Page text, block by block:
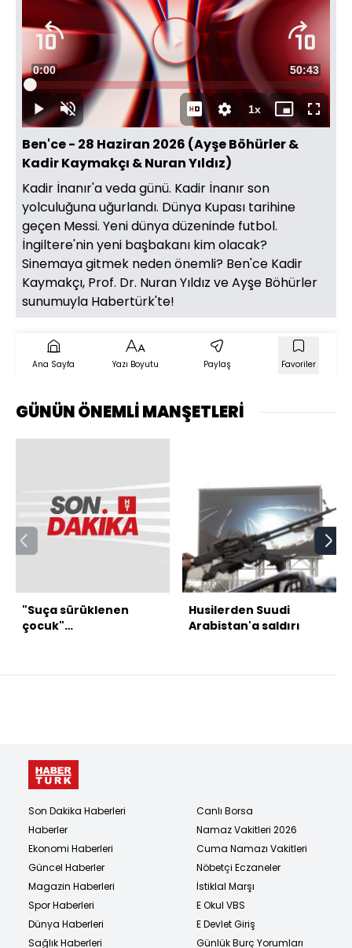
DuraklatSesi
Aç
Süre
0:00 Toplam
Süre
50:43
Yüklendi:
0.33%
1xOynatma
Hızı
Mini
oynatıcı
Tam
Ekran
Ben'ce - 28 Haziran 2026 (Ayşe Böhürler &
Kadir Kaymakçı & Nuran Yıldız)
Kadir İnanır'a veda günü. Kadir İnanır son
yolculuğuna uğurlandı. Dünya Kupası tarihine
geçen Messi. Yeni dünya düzeninde futbol.
İngiltere'nin yeni başbakanı kim olacak?
Sinemaya gitmek neden önemli? Ben'ce Kadir
Kaymakçı, Prof. Dr. Nuran Yıldız ve Ayşe Böhürler
sunumuyla Habertürk'te!
Ana Sayfa Yazı Boyutu Paylaş Favoriler
GÜNÜN ÖNEMLİ MANŞETLERİ
"Suça sürüklenen
çocuk"
Husilerden Suudi
Arabistan'a saldırı
Son Dakika Haberleri
Haberler
Ekonomi Haberleri
Güncel Haberler
Magazin Haberleri
Spor Haberleri
Dünya Haberleri
Sağlık Haberleri
Canlı Borsa
Namaz Vakitleri 2026
Cuma Namazı Vakitleri
Nöbetçi Eczaneler
İstiklal Marşı
E Okul VBS
E Devlet Giriş
Günlük Burç Yorumları